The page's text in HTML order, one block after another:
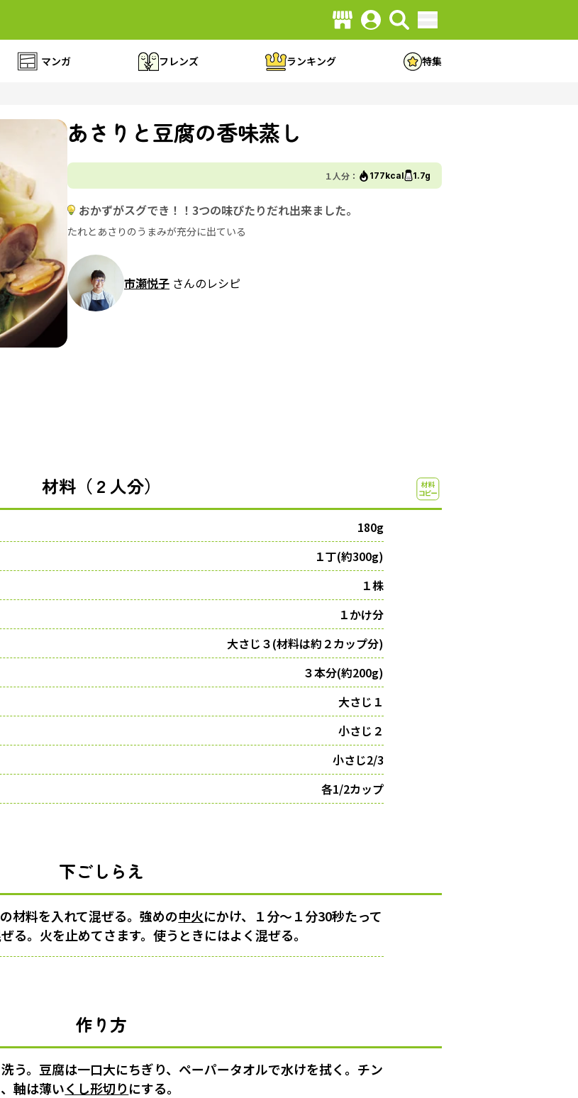
マンガ フレンズ ランキング 特集
あさりと豆腐の香味蒸し
１人分： 177kcal 1.7g
おかずがスグでき！！3つの味ぴたりだれ出来ました。
たれとあさりのうまみが充分に出ている
市瀬悦子 さんのレシピ
材料（２人分）
180g
１丁(約300g)
１株
１かけ分
大さじ３(材料は約２カップ分)
３本分(約200g)
大さじ１
小さじ２
小さじ2/3
各1/2カップ
下ごしらえ
材料を入れて混ぜる。強めの中火にかけ、１分〜１分30秒たって
る。火を止めてさます。使うときにはよく混ぜる。
作り方
う。豆腐は一口大にちぎり、ペーパータオルで水けを拭く。チン
軸は薄いくし形切りにする。